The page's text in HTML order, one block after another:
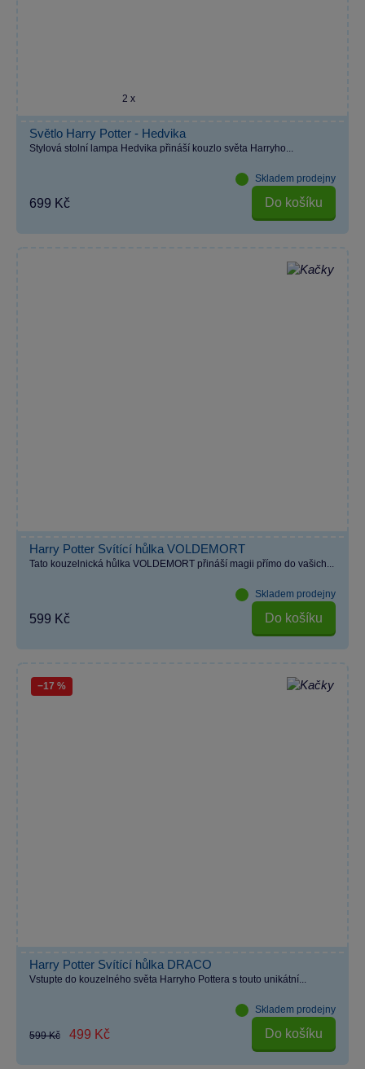
2 x
Světlo Harry Potter - Hedvika
Stylová stolní lampa Hedvika přináší kouzlo světa Harryho...
Skladem prodejny
699 Kč Do košíku
Harry Potter Svítící hůlka VOLDEMORT
Tato kouzelnická hůlka VOLDEMORT přináší magii přímo do vašich...
Skladem prodejny
599 Kč Do košíku
−17 %
Harry Potter Svítící hůlka DRACO
Vstupte do kouzelného světa Harryho Pottera s touto unikátní...
Skladem prodejny
599 Kč 499 Kč Do košíku